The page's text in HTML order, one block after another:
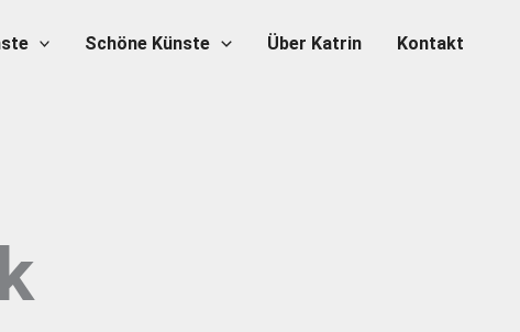
Schöne Künste Über Katrin Kontakt